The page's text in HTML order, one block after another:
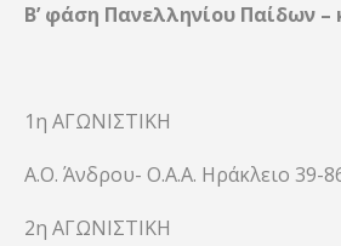
Β’ φάση Πανελληνίου Παίδων
1η ΑΓΩΝΙΣΤΙΚΗ
Α.Ο. Άνδρου- Ο.Α.Α. Ηράκλειο 39-
2η ΑΓΩΝΙΣΤΙΚΗ